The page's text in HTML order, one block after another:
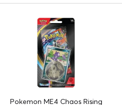
Pokemon ME4 Chaos Rising